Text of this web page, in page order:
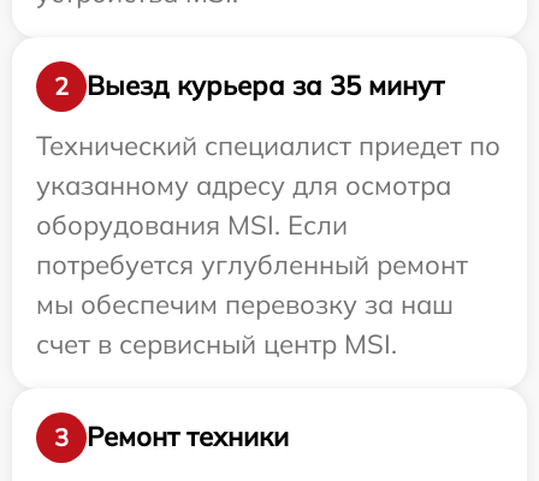
2
Выезд курьера за 35 минут
Технический специалист приедет по
указанному адресу для осмотра
оборудования MSI. Если
потребуется углубленный ремонт
мы обеспечим перевозку за наш
счет в сервисный центр MSI.
3
Ремонт техники